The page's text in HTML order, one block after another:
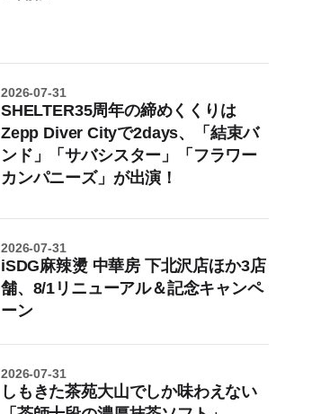
SHELTER35周年の締めくくりは
Zepp Diver Cityで2days、「結束バ
ンド」「サバシスター」「フラワー
カンパニーズ」が出演！
2026-07-31
iSDG麻辣燙 中華房 下北沢店ほか3店
舗、8/1リニューアル＆記念キャンペ
ーン
2026-07-31
しもきた茶苑大山でしか味わえない
2026-07-31